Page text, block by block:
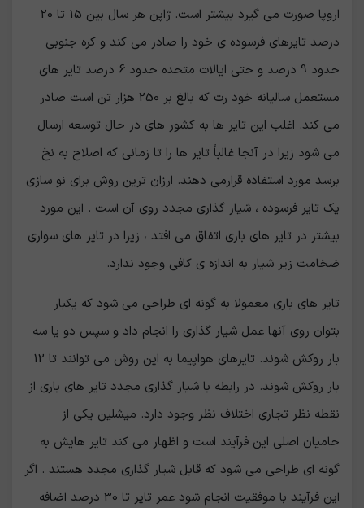
اروپا صورت می گیرد بیشتر است. ژاپن هر سال بین 15 تا 20
درصد تایرهای فرسوده ی خود را صادر می کند و کره جنوبی
حدود 9 درصد و حتی ایالات متحده حدود 6 درصد تایر های
مستعمل سالیانه خود رت که بالغ بر 250 هزار تن است صادر
می کند. اغلب این تایر ها به کشور های در حال توسعه ارسال
می شود زیرا در آنجا غالباً تایر ها را تا زمانی که اصلاح به نخ
برسد مورد استفاده قرارمی دهند. ارزان ترین روش برای نو سازی
یک تایر فرسوده ، شیار گذاری مجدد روی آن است . این مورد
بیشتر در تایر های باری اتفاق می افتد ، زیرا در تایر های سواری
ضخامت زیر شیار به اندازه ی کافی وجود ندارد.
تایر های باری معمولا به گونه ای طراحی می شود که یکبار
بتوان روی آنها عمل شیار گذاری را انجام داد و سپس دو یا سه
بار روکش شوند. تایرهای هواپیما به این روش می توانند تا 12
بار روکش شوند. در رابطه با شیار گذاری مجدد تایر های باری از
نقطه نظر تجاری اختلاف نظر وجود دارد. میشلین یکی از
حامیان اصلی این فرآیند است و اظهار می کند تایر هایش به
گونه ای طراحی می شود که قابل شیار گذاری مجدد هستند . اگر
این فرآیند با موفقیت انجام شود عمر تایر تا 30 درصد اضافه